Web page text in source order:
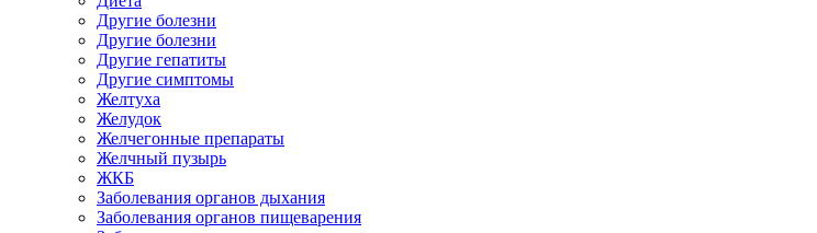
Другие болезни
Другие болезни
Другие гепатиты
Другие симптомы
Желтуха
Желудок
Желчегонные препараты
Желчный пузырь
ЖКБ
Заболевания органов дыхания
Заболевания органов пищеварения